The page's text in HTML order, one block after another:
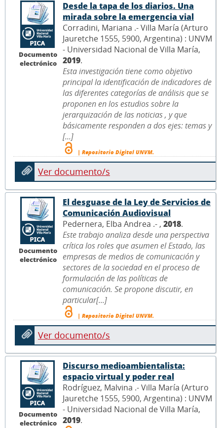
Documento
electrónico
Desde la tapa de los diarios. Una
mirada sobre la emergencia vial
Corradini, Mariana .- Villa María (Arturo
Jauretche 1555, 5900, Argentina) : UNVM
- Universidad Nacional de Villa María,
2019.
Esta investigación tiene como objetivo
principal la identificación de indicadores de
las diferentes categorías de análisis que se
proponen en los estudios sobre la
jerarquización de las noticias , y que
básicamente responden a dos ejes: temas y
[...]
| Repositorio Digital UNVM.
Ver documento/s
Documento
electrónico
El desguase de la Ley de Servicios de
Comunicación Audiovisual
Pedernera, Elba Andrea .- , 2018.
Este trabajo analiza desde una perspectiva
crítica los roles que asumen el Estado, las
empresas de medios de comunicación y
sectores de la sociedad en el proceso de
formulación de las políticas de
comunicación. Se propone discutir, en
particular[...]
| Repositorio Digital UNVM.
Ver documento/s
Documento
electrónico
Discurso medioambientalista:
espacio virtual y poder real
Rodríguez, Malvina .- Villa María (Arturo
Jauretche 1555, 5900, Argentina) : UNVM
- Universidad Nacional de Villa María,
2019.